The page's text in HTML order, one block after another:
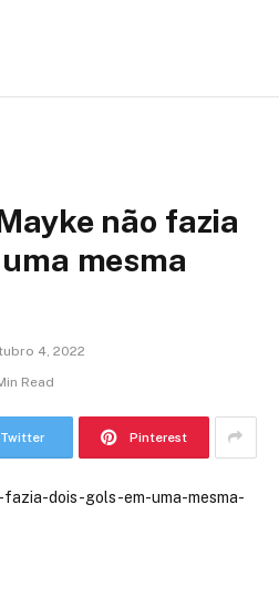
não fazia
mesma
4, 2022
Read
Twitter Pinterest